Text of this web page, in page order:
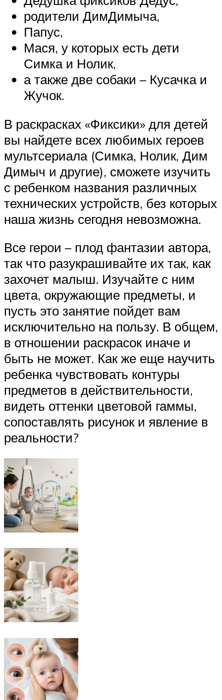
родители ДимДимыча,
Папус,
Мася, у которых есть дети
Симка и Нолик,
а также две собаки – Кусачка и
Жучок.
В раскрасках «Фиксики» для детей
вы найдете всех любимых героев
мультсериала (Симка, Нолик, Дим
Димыч и другие), сможете изучить
с ребенком названия различных
технических устройств, без которых
наша жизнь сегодня невозможна.
Все герои – плод фантазии автора,
так что разукрашивайте их так, как
захочет малыш. Изучайте с ним
цвета, окружающие предметы, и
пусть это занятие пойдет вам
исключительно на пользу. В общем,
в отношении раскрасок иначе и
быть не может. Как же еще научить
ребенка чувствовать контуры
предметов в действительности,
видеть оттенки цветовой гаммы,
сопоставлять рисунок и явление в
реальности?